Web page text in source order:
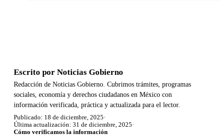
Escrito por Noticias Gobierno
Redacción de Noticias Gobierno. Cubrimos trámites, programas
sociales, economía y derechos ciudadanos en México con
información verificada, práctica y actualizada para el lector.
Publicado: 18 de diciembre, 2025·
Última actualización: 31 de diciembre, 2025·
Cómo verificamos la información